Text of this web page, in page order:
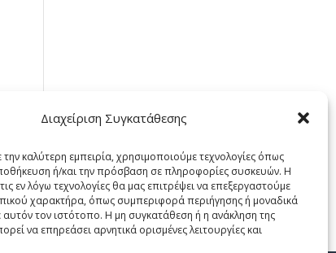
Διαχείριση Συγκατάθεσης
καλύτερη εμπειρία, χρησιμοποιούμε τεχνολογίες όπως
ή/και την πρόσβαση σε πληροφορίες συσκευών. Η
εν λόγω τεχνολογίες θα μας επιτρέψει να επεξεργαστούμε
χαρακτήρα, όπως συμπεριφορά περιήγησης ή μοναδικά
αυτόν τον ιστότοπο. Η μη συγκατάθεση ή η ανάκληση της
να επηρεάσει αρνητικά ορισμένες λειτουργίες και